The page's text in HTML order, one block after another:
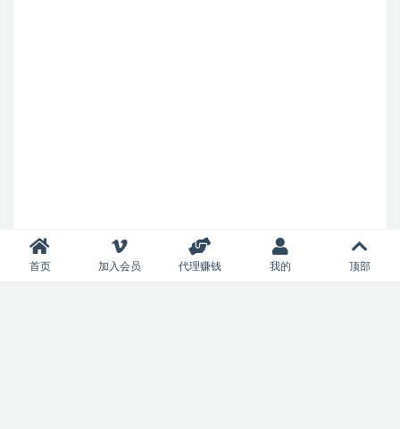
首页 加入会员 代理赚钱 我的 顶部